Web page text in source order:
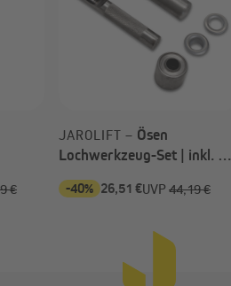
€
JAROLIFT – Ösen
Lochwerkzeug-Set | inkl. 10
-40% 26,51 €UVP 44,19 €